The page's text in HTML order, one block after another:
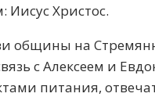
Иисус Христос.
общины на
с Алексеем и
питания,